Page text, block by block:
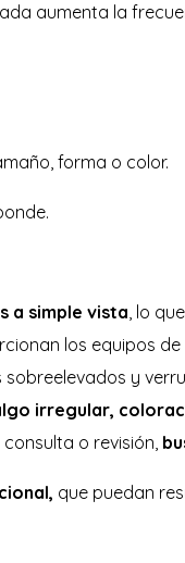
aumenta la
forma o color.
a simple vista, lo
los equipos
y
irregular,
o revisión,
que puedan